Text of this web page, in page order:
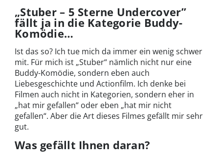
„Stuber – 5 Sterne Undercover”
fällt ja in die Kategorie Buddy-
Komödie…
Ist das so? Ich tue mich da immer ein wenig schwer
mit. Für mich ist „Stuber“ nämlich nicht nur eine
Buddy-Komödie, sondern eben auch
Liebesgeschichte und Actionfilm. Ich denke bei
Filmen auch nicht in Kategorien, sondern eher in
„hat mir gefallen“ oder eben „hat mir nicht
gefallen“. Aber die Art dieses Filmes gefällt mir sehr
gut.
Was gefällt Ihnen daran?